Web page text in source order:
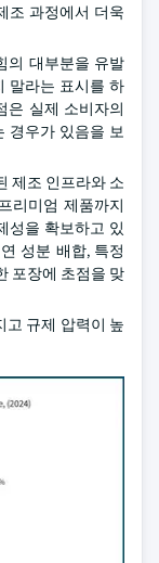
조 과정에서 더욱
의 대부분을 유발
말라는 표시를 하
은 실제 소비자의
경우가 있음을 보
제조 인프라와 소
리미엄 제품까지
성을 확보하고 있
성분 배합, 특정
포장에 초점을 맞
고 규제 압력이 높